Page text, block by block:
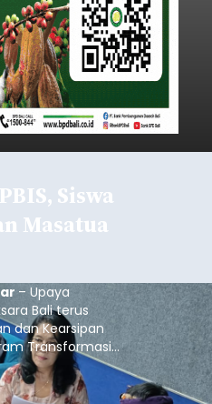
Siswa
Masatua
– Upaya
Bali terus
dan Kearsipan
Transformasi
Sosial (TPBIS).
IV dan V SD